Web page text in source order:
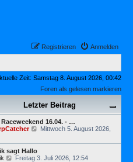
Anmelden
Registrieren
Zeit: Samstag 8. August 2026, 00:42
Foren als gelesen markieren
Letzter Beitrag
Raceweekend 16.04. - …
N
u
s
Mittwoch 5. August 2026,
sagt Hallo
NFreitag 3. Juli 2026, 12:54